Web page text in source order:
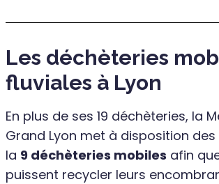
Les déchèteries
fluviales à Lyon
En plus de ses 19 déchèteries, la
Grand Lyon met à disposition
la 9 déchèteries mobiles afin
puissent recycler leurs